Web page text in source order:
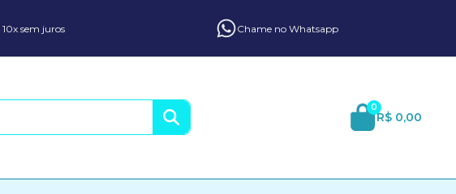
sem juros Chame no Whatsapp
0
R$ 0,00